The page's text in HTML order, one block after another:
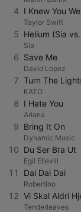
4 I Knew You
Taylor Swift
5 Helium (Sia
Sia
6 Save Me
David Lopez
7 Turn The
KATO
8 I Hate You
Ariana
9 Bring It On
Dynamic Music
10 Du Ser Bra Ut
Egil Ellevill
11 Dai Dai Dai
Robertino
12 Vi Skal Aldri
Tenderleaves